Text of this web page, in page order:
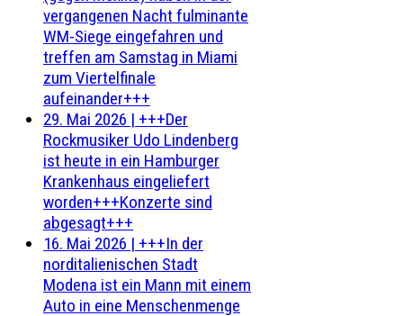
vergangenen Nacht fulminante
WM-Siege eingefahren und
treffen am Samstag in Miami
zum Viertelfinale
aufeinander+++
29. Mai 2026 | +++Der
Rockmusiker Udo Lindenberg
ist heute in ein Hamburger
Krankenhaus eingeliefert
worden+++Konzerte sind
abgesagt+++
16. Mai 2026 | +++In der
norditalienischen Stadt
Modena ist ein Mann mit einem
Auto in eine Menschenmenge